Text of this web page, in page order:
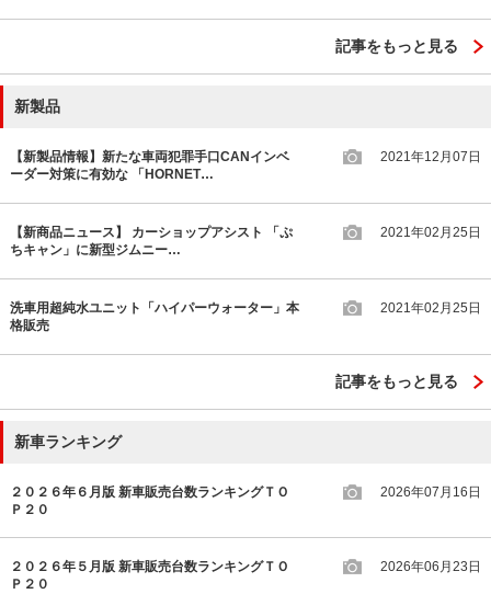
記事をもっと見る
新製品
【新製品情報】新たな車両犯罪手口CANインベ
ーダー対策に有効な 「HORNET…
2021年12月07日
【新商品ニュース】 カーショップアシスト 「ぷ
ちキャン」に新型ジムニー…
2021年02月25日
洗車用超純水ユニット「ハイパーウォーター」本
格販売
2021年02月25日
記事をもっと見る
新車ランキング
２０２６年６月版 新車販売台数ランキングＴＯ
Ｐ２０
2026年07月16日
２０２６年５月版 新車販売台数ランキングＴＯ
Ｐ２０
2026年06月23日